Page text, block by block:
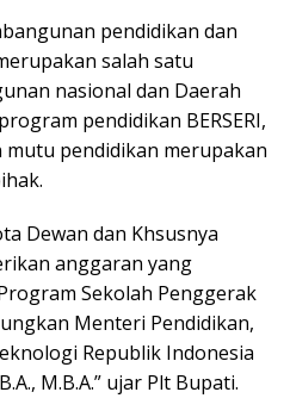
pendidikan dan
salah satu
nasional dan Daerah
pendidikan BERSERI,
pendidikan merupakan
Dewan dan Khsusnya
anggaran yang
Sekolah Penggerak
Menteri Pendidikan,
Republik Indonesia
M.B.A.” ujar Plt Bupati.